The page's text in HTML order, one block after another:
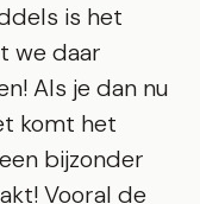
is het
we daar
Als je dan nu
komt het
bijzonder
Vooral de